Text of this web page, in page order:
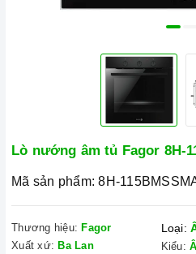
Lò nướng âm tủ Fagor 8H-
Mã sản phẩm: 8H-
Thương hiệu: Fagor
Xuất xứ: Ba Lan
Loại:
Kiểu: